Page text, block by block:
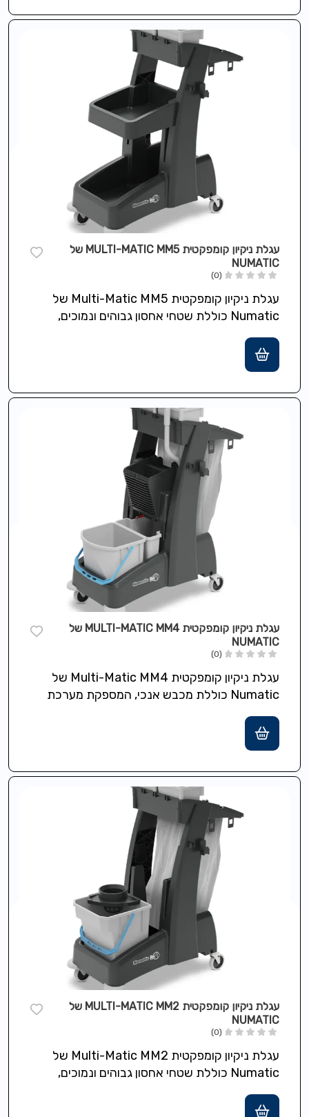
עגלת ניקיון קומפקטית MULTI-MATIC MM5 של
NUMATIC
(0)
עגלת ניקיון קומפקטית Multi-Matic MM5 של
Numatic כוללת שטחי אחסון גבוהים ונמוכים,
Structofoam…
עגלת ניקיון קומפקטית MULTI-MATIC MM4 של
NUMATIC
(0)
עגלת ניקיון קומפקטית Multi-Matic MM4 של
Numatic כוללת מכבש אנכי, המספקת מערכת
קל…
עגלת ניקיון קומפקטית MULTI-MATIC MM2 של
NUMATIC
(0)
עגלת ניקיון קומפקטית Multi-Matic MM2 של
Numatic כוללת שטחי אחסון גבוהים ונמוכים,
Structofoam…